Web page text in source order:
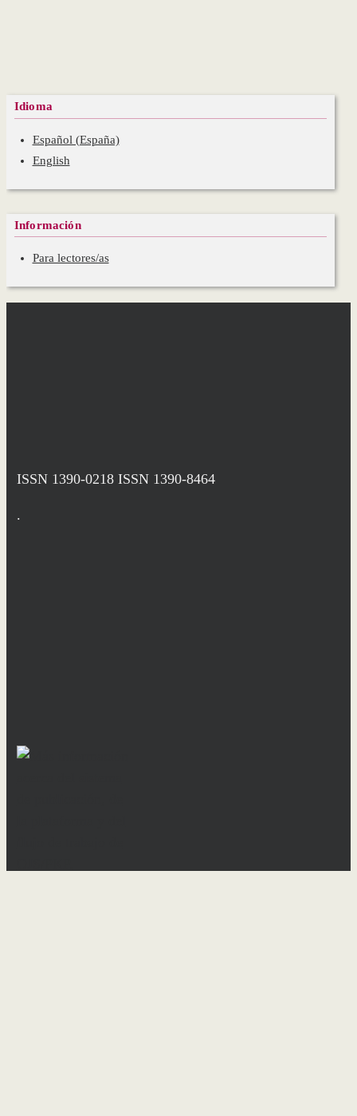
Idioma
Español (España)
English
Información
Para lectores/as
ISSN 1390-0218 ISSN 1390-8464
.